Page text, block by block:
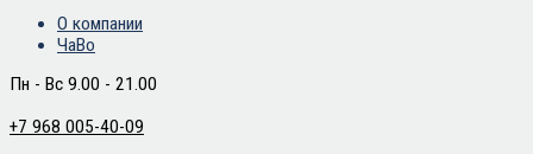
О компании
ЧаВо
Пн - Вс 9.00 - 21.00
+7 968 005-40-09